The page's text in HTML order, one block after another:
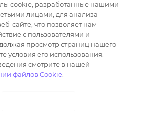
на сайте носит справочный
публичной офертой
пункта 2 статьи 437
Российской Федерации.
материалов, опубликованных
допустимо только при
разрешения редакции и
на https://opt-milena.ru
cookie, разработанные нашими
лицами, для анализа
сайте, что позволяет нам
с пользователями и
просмотр страниц нашего
условия его использования.
смотрите в нашей
файлов Cookie